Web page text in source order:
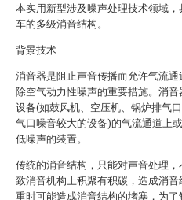
本实用新型涉及噪声处理技术领域
车的多级消音结构。
背景技术
消音器是阻止声音传播而允许气流
除空气动力性噪声的重要措施。消音
设备(如鼓风机、空压机、锅炉排气
气口噪音较大的设备)的气流通道上
低噪声的装置。
传统的消音结构，只能对声音处理
致消音机构上积聚有积碳，造成消
重时可能造成消音结构的堵塞，为